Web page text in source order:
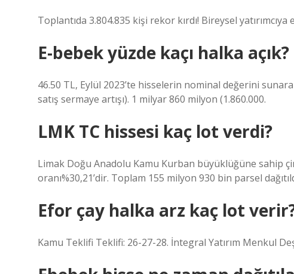
Toplantıda 3.804.835 kişi rekor kırdı! Bireysel yatırımcıya
E-bebek yüzde kaçı halka açık?
46.50 TL, Eylül 2023’te hisselerin nominal değerini
satış sermaye artışı). 1 milyar 860 milyon (1.860.000.
LMK TC hissesi kaç lot verdi?
Limak Doğu Anadolu Kamu Kurban büyüklüğüne sahip
oranı%30,21’dir. Toplam 155 milyon 930 bin parsel
Efor çay halka arz kaç lot
Kamu Teklifi Teklifi: 26-27-28. İntegral Yatırım Menkul